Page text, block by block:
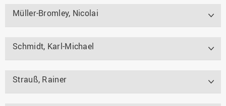
Müller-Bromley, Nicolai
Schmidt, Karl-Michael
Strauß, Rainer